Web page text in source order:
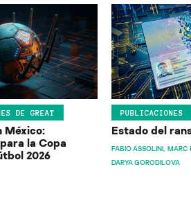
DE GREAT
México:
la Copa
2026
PUBLICACIONES
Estado del
FABIO ASSOLINI MARC
DARYA GORODILOVA